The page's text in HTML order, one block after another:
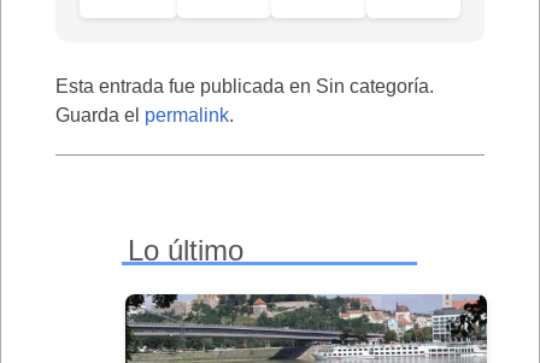
Esta entrada fue publicada en Sin categoría.
Guarda el permalink.
Lo último